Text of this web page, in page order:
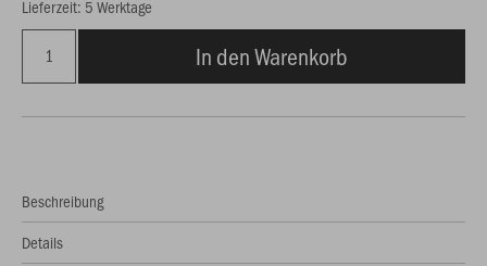
Lieferzeit: 5 Werktage
In den Warenkorb
Beschreibung
Details